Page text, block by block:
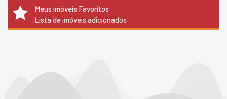
Meus imóveis Favoritos
Lista de imóveis adicionados